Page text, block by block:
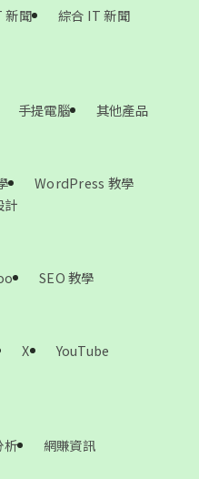
新聞
綜合 IT 新聞
手提電腦 其他產品
WordPress 教學
計
SEO 教學
X
YouTube
析
網賺資訊